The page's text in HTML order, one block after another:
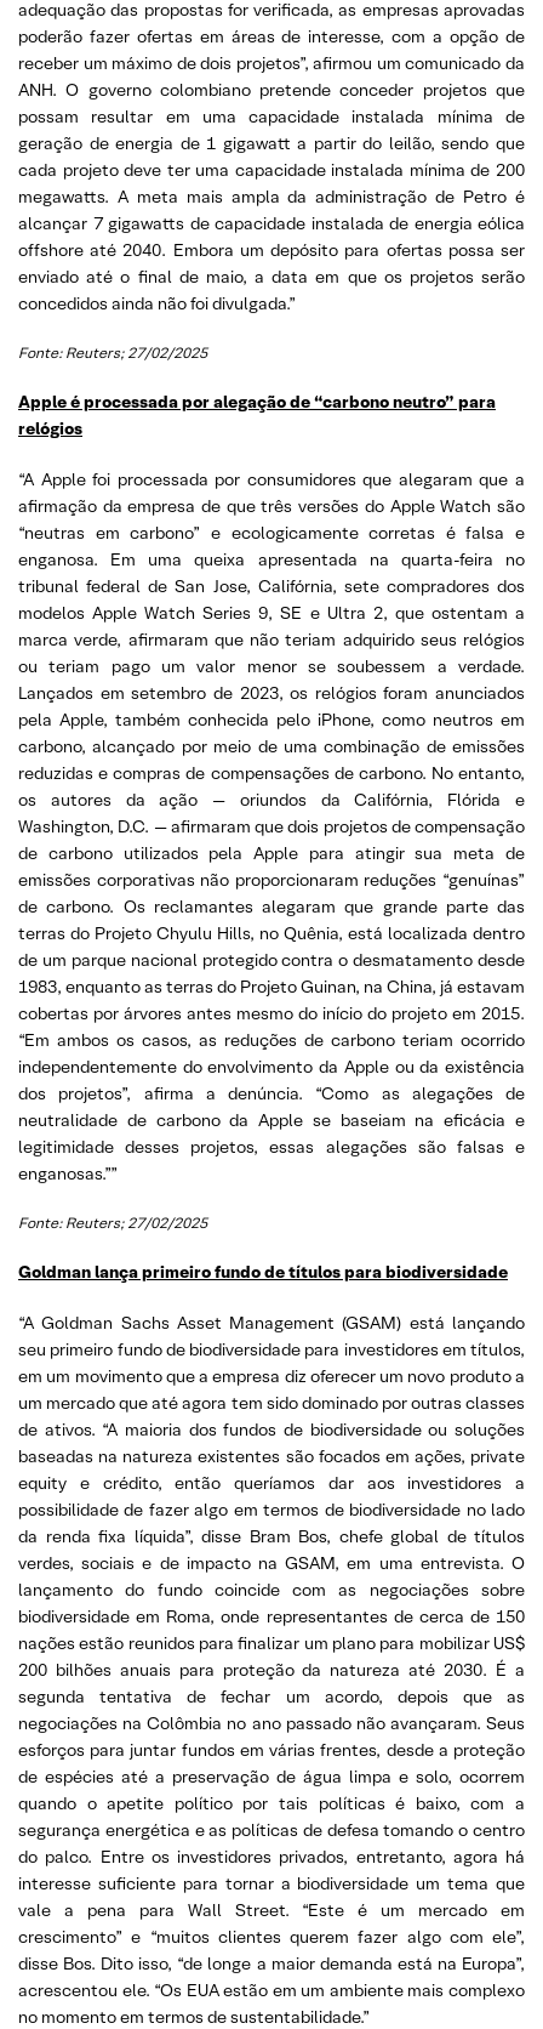
adequação das propostas for verificada, as empresas aprovadas
poderão fazer ofertas em áreas de interesse, com a opção de
receber um máximo de dois projetos”, afirmou um comunicado da
ANH. O governo colombiano pretende conceder projetos que
possam resultar em uma capacidade instalada mínima de
geração de energia de 1 gigawatt a partir do leilão, sendo que
cada projeto deve ter uma capacidade instalada mínima de 200
megawatts. A meta mais ampla da administração de Petro é
alcançar 7 gigawatts de capacidade instalada de energia eólica
offshore até 2040. Embora um depósito para ofertas possa ser
enviado até o final de maio, a data em que os projetos serão
concedidos ainda não foi divulgada.”
Fonte: Reuters; 27/02/2025
Apple é processada por alegação de “carbono neutro” para
relógios
“A Apple foi processada por consumidores que alegaram que a
afirmação da empresa de que três versões do Apple Watch são
“neutras em carbono” e ecologicamente corretas é falsa e
enganosa. Em uma queixa apresentada na quarta-feira no
tribunal federal de San Jose, Califórnia, sete compradores dos
modelos Apple Watch Series 9, SE e Ultra 2, que ostentam a
marca verde, afirmaram que não teriam adquirido seus relógios
ou teriam pago um valor menor se soubessem a verdade.
Lançados em setembro de 2023, os relógios foram anunciados
pela Apple, também conhecida pelo iPhone, como neutros em
carbono, alcançado por meio de uma combinação de emissões
reduzidas e compras de compensações de carbono. No entanto,
os autores da ação — oriundos da Califórnia, Flórida e
Washington, D.C. — afirmaram que dois projetos de compensação
de carbono utilizados pela Apple para atingir sua meta de
emissões corporativas não proporcionaram reduções “genuínas”
de carbono. Os reclamantes alegaram que grande parte das
terras do Projeto Chyulu Hills, no Quênia, está localizada dentro
de um parque nacional protegido contra o desmatamento desde
1983, enquanto as terras do Projeto Guinan, na China, já estavam
cobertas por árvores antes mesmo do início do projeto em 2015.
“Em ambos os casos, as reduções de carbono teriam ocorrido
independentemente do envolvimento da Apple ou da existência
dos projetos”, afirma a denúncia. “Como as alegações de
neutralidade de carbono da Apple se baseiam na eficácia e
legitimidade desses projetos, essas alegações são falsas e
enganosas.””
Fonte: Reuters; 27/02/2025
Goldman lança primeiro fundo de títulos para biodiversidade
“A Goldman Sachs Asset Management (GSAM) está lançando
seu primeiro fundo de biodiversidade para investidores em títulos,
em um movimento que a empresa diz oferecer um novo produto a
um mercado que até agora tem sido dominado por outras classes
de ativos. “A maioria dos fundos de biodiversidade ou soluções
baseadas na natureza existentes são focados em ações, private
equity e crédito, então queríamos dar aos investidores a
possibilidade de fazer algo em termos de biodiversidade no lado
da renda fixa líquida”, disse Bram Bos, chefe global de títulos
verdes, sociais e de impacto na GSAM, em uma entrevista. O
lançamento do fundo coincide com as negociações sobre
biodiversidade em Roma, onde representantes de cerca de 150
nações estão reunidos para finalizar um plano para mobilizar US$
200 bilhões anuais para proteção da natureza até 2030. É a
segunda tentativa de fechar um acordo, depois que as
negociações na Colômbia no ano passado não avançaram. Seus
esforços para juntar fundos em várias frentes, desde a proteção
de espécies até a preservação de água limpa e solo, ocorrem
quando o apetite político por tais políticas é baixo, com a
segurança energética e as políticas de defesa tomando o centro
do palco. Entre os investidores privados, entretanto, agora há
interesse suficiente para tornar a biodiversidade um tema que
vale a pena para Wall Street. “Este é um mercado em
crescimento” e “muitos clientes querem fazer algo com ele”,
disse Bos. Dito isso, “de longe a maior demanda está na Europa”,
acrescentou ele. “Os EUA estão em um ambiente mais complexo
no momento em termos de sustentabilidade.”